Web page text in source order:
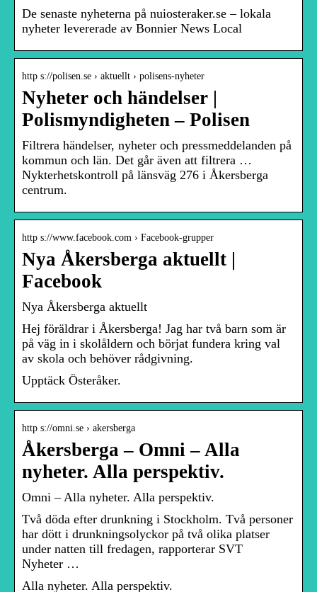
De senaste nyheterna på nuiosteraker.se – lokala
nyheter levererade av Bonnier News Local
http s://polisen.se › aktuellt › polisens-nyheter
Nyheter och händelser |
Polismyndigheten – Polisen
Filtrera händelser, nyheter och pressmeddelanden på
kommun och län. Det går även att filtrera …
Nykterhetskontroll på länsväg 276 i Åkersberga
centrum.
http s://www.facebook.com › Facebook-grupper
Nya Åkersberga aktuellt |
Facebook
Nya Åkersberga aktuellt
Hej föräldrar i Åkersberga! Jag har två barn som är
på väg in i skolåldern och börjat fundera kring val
av skola och behöver rådgivning.
Upptäck Österåker.
http s://omni.se › akersberga
Åkersberga – Omni – Alla
nyheter. Alla perspektiv.
Omni – Alla nyheter. Alla perspektiv.
Två döda efter drunkning i Stockholm. Två personer
har dött i drunkningsolyckor på två olika platser
under natten till fredagen, rapporterar SVT
Nyheter …
Alla nyheter. Alla perspektiv.